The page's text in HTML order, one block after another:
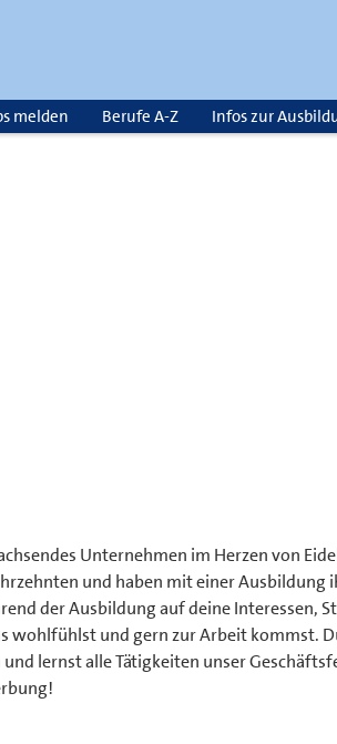
melden Berufe A-Z Infos zur
Unternehmen im Herzen von
und haben mit einer Ausbildung
der Ausbildung auf deine Interessen,
wohlfühlst und gern zur Arbeit kommst.
lernst alle Tätigkeiten unser